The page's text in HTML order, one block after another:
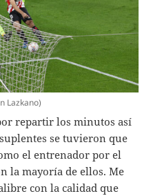
Lazkano)
repartir los minutos así
se tuvieron que
el entrenador por el
la mayoría de ellos. Me
con la calidad que